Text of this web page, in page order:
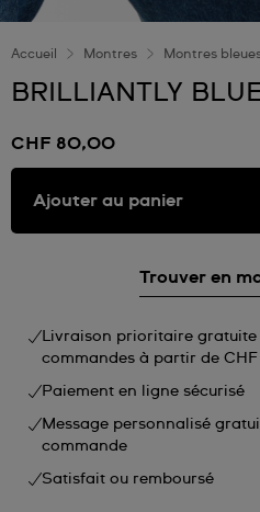
Accueil Montres Montres
BRILLIANTLY
CHF 80,00
Ajouter au panier
Trouver en
Livraison prioritaire gratuite
commandes à partir de
Paiement en ligne sécurisé
Message personnalisé
commande
Satisfait ou remboursé